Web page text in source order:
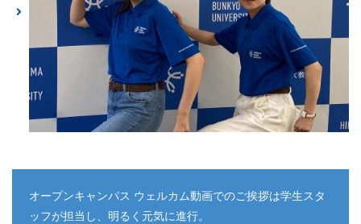
オープンキャンパス ウェルカム動画でのご挨拶は学生スタ
ッフが担当し、明るく元気に進行。